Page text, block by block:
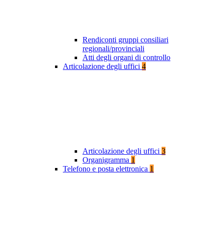
Rendiconti gruppi consiliari
regionali/provinciali
Atti degli organi di controllo
Articolazione degli uffici 4
Articolazione degli uffici 3
Organigramma 1
Telefono e posta elettronica 1